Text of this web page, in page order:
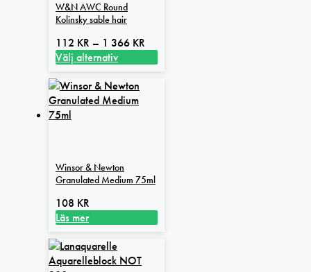
W&N AWC Round
Kolinsky sable hair
112 KR – 1 366 KR
Välj alternativ
här
produkten
har
olika
alternativen
kan
väljas
produktsidan
Winsor & Newton
Granulated Medium 75ml
108 KR
Läs mer